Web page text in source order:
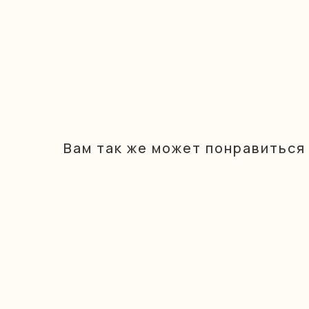
Вам так же может понравиться